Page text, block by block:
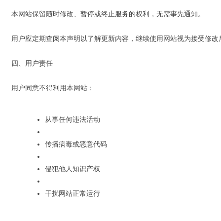
本网站保留随时修改、暂停或终止服务的权利，无需事先通知。
用户应定期查阅本声明以了解更新内容，继续使用网站视为接受修改
四、用户责任
用户同意不得利用本网站：
从事任何违法活动
传播病毒或恶意代码
侵犯他人知识产权
干扰网站正常运行